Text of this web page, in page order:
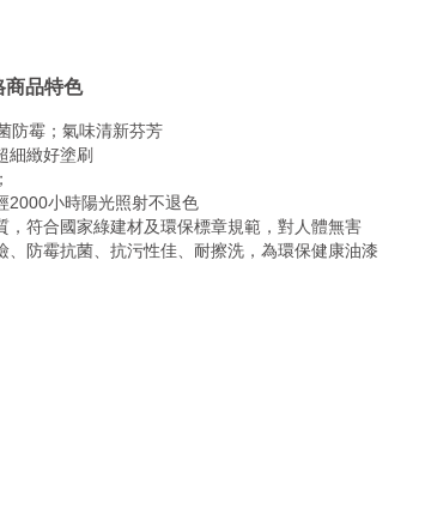
商品特色
防霉；氣味清新芬芳
細緻好塗刷
2000小時陽光照射不退色
，符合國家綠建材及環保標章規範，對人體無害
、防霉抗菌、抗污性佳、耐擦洗，為環保健康油漆